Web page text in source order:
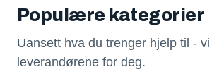
Populære kategorier
Uansett hva du trenger hjelp til -
leverandørene for deg.